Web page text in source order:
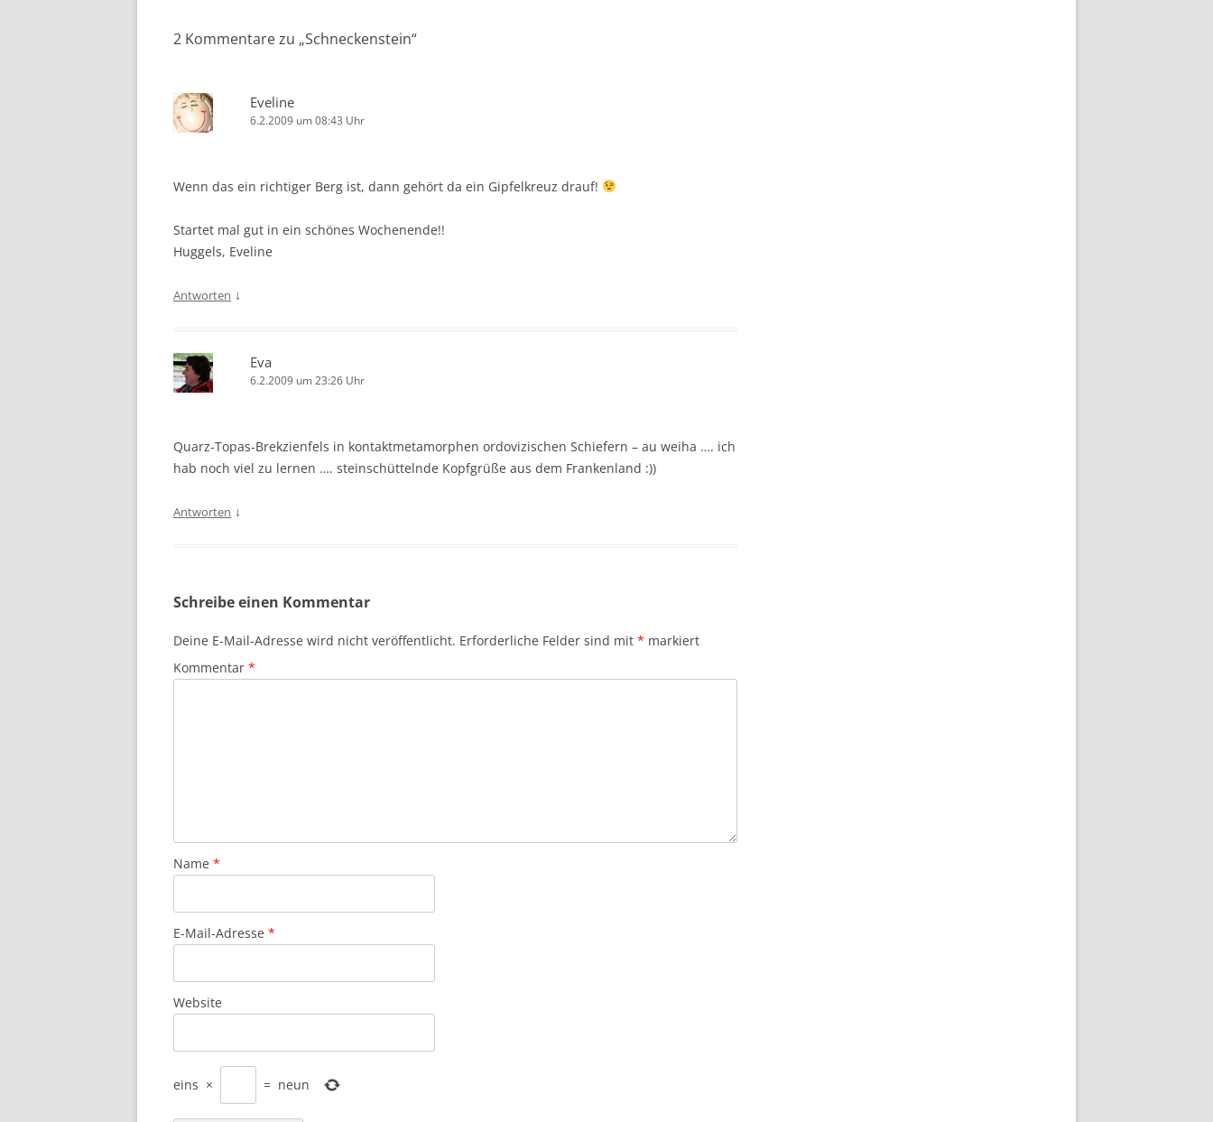
2 Kommentare zu „Schneckenstein“
Eveline
6.2.2009 um 08:43 Uhr
Wenn das ein richtiger Berg ist, dann gehört da ein Gipfelkreuz drauf!
Startet mal gut in ein schönes Wochenende!!
Huggels, Eveline
Antworten ↓
Eva
6.2.2009 um 23:26 Uhr
Quarz-Topas-Brekzienfels in kontaktmetamorphen ordovizischen Schiefern – au weiha …. ich
hab noch viel zu lernen …. steinschüttelnde Kopfgrüße aus dem Frankenland :))
Antworten ↓
Schreibe einen Kommentar
Deine E-Mail-Adresse wird nicht veröffentlicht. Erforderliche Felder sind mit * markiert
Kommentar *
Name *
E-Mail-Adresse *
Website
eins × = neun